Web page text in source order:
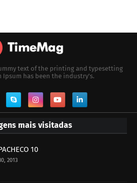
text of the printing and typesetting
Ipsum has been the industry's.
mais visitadas
10
2013